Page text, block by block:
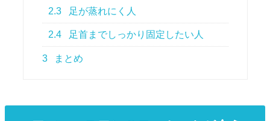
2.3 足が蒸れにく人
2.4 足首までしっかり固定したい人
3 まとめ